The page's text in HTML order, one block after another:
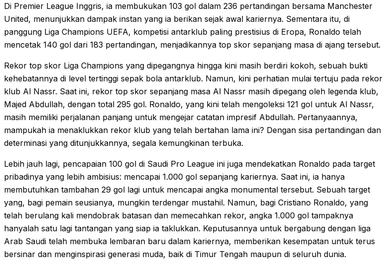
Di Premier League Inggris, ia membukukan 103 gol dalam 236 pertandingan bersama Manchester
United, menunjukkan dampak instan yang ia berikan sejak awal kariernya. Sementara itu, di
panggung Liga Champions UEFA, kompetisi antarklub paling prestisius di Eropa, Ronaldo telah
mencetak 140 gol dari 183 pertandingan, menjadikannya top skor sepanjang masa di ajang tersebut.
Rekor top skor Liga Champions yang dipegangnya hingga kini masih berdiri kokoh, sebuah bukti
kehebatannya di level tertinggi sepak bola antarklub. Namun, kini perhatian mulai tertuju pada rekor
klub Al Nassr. Saat ini, rekor top skor sepanjang masa Al Nassr masih dipegang oleh legenda klub,
Majed Abdullah, dengan total 295 gol. Ronaldo, yang kini telah mengoleksi 121 gol untuk Al Nassr,
masih memiliki perjalanan panjang untuk mengejar catatan impresif Abdullah. Pertanyaannya,
mampukah ia menaklukkan rekor klub yang telah bertahan lama ini? Dengan sisa pertandingan dan
determinasi yang ditunjukkannya, segala kemungkinan terbuka.
Lebih jauh lagi, pencapaian 100 gol di Saudi Pro League ini juga mendekatkan Ronaldo pada target
pribadinya yang lebih ambisius: mencapai 1.000 gol sepanjang kariernya. Saat ini, ia hanya
membutuhkan tambahan 29 gol lagi untuk mencapai angka monumental tersebut. Sebuah target
yang, bagi pemain seusianya, mungkin terdengar mustahil. Namun, bagi Cristiano Ronaldo, yang
telah berulang kali mendobrak batasan dan memecahkan rekor, angka 1.000 gol tampaknya
hanyalah satu lagi tantangan yang siap ia taklukkan. Keputusannya untuk bergabung dengan liga
Arab Saudi telah membuka lembaran baru dalam kariernya, memberikan kesempatan untuk terus
bersinar dan menginspirasi generasi muda, baik di Timur Tengah maupun di seluruh dunia.